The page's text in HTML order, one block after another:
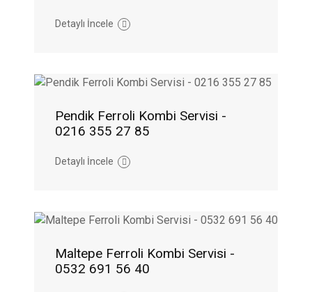
Detaylı İncele
Pendik Ferroli Kombi Servisi -
0216 355 27 85
Detaylı İncele
Maltepe Ferroli Kombi Servisi -
0532 691 56 40